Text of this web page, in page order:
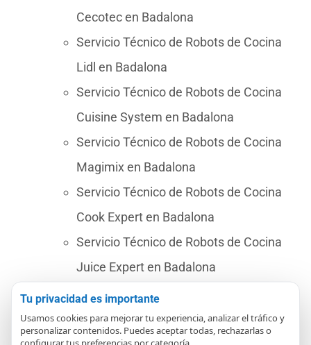
Cecotec en Badalona
Servicio Técnico de Robots de Cocina
Lidl en Badalona
Servicio Técnico de Robots de Cocina
Cuisine System en Badalona
Servicio Técnico de Robots de Cocina
Magimix en Badalona
Servicio Técnico de Robots de Cocina
Cook Expert en Badalona
Servicio Técnico de Robots de Cocina
Juice Expert en Badalona
Servicio Técnico de Robots de Cocina
Cecotec Mambo en Badalona
Tu privacidad es importante
Usamos cookies para mejorar tu experiencia, analizar el tráfico y
personalizar contenidos. Puedes aceptar todas, rechazarlas o